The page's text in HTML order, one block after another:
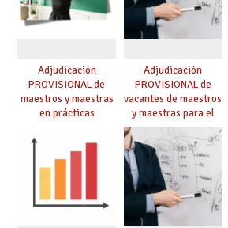
Adjudicación
PROVISIONAL de
maestros y maestras
en prácticas
Adjudicación
PROVISIONAL de
vacantes de maestros
y maestras para el
curso 26-27